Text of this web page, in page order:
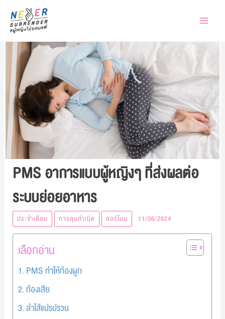
PMS อาการแบบผู้หญิงๆ ที่ส่งผลต่อ
ระบบย่อยอาหาร
ประจำเดือน การคุมกำเนิด ฮอร์โมน 11/06/2024
เลือกอ่าน
1. PMS ทำให้ท้องผูก
2. ท้องเสีย
3. ลำไส้แปรปรวน